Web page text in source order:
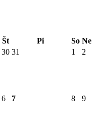
Št Pi So Ne
30 31 1 2
6 7 8 9